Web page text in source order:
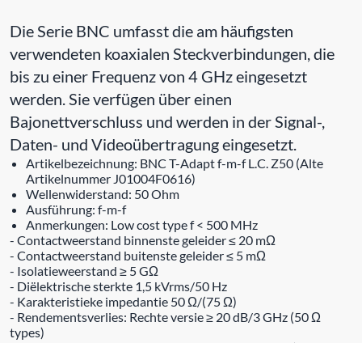
Die Serie BNC umfasst die am häufigsten
verwendeten koaxialen Steckverbindungen, die
bis zu einer Frequenz von 4 GHz eingesetzt
werden. Sie verfügen über einen
Bajonettverschluss und werden in der Signal-,
Daten- und Videoübertragung eingesetzt.
Artikelbezeichnung: BNC T-Adapt f-m-f L.C. Z50 (Alte
Artikelnummer J01004F0616)
Wellenwiderstand: 50 Ohm
Ausführung: f-m-f
Anmerkungen: Low cost type f < 500 MHz
- Contactweerstand binnenste geleider ≤ 20 mΩ
- Contactweerstand buitenste geleider ≤ 5 mΩ
- Isolatieweerstand ≥ 5 GΩ
- Diëlektrische sterkte 1,5 kVrms/50 Hz
- Karakteristieke impedantie 50 Ω/(75 Ω)
- Rendementsverlies: Rechte versie ≥ 20 dB/3 GHz (50 Ω
types)